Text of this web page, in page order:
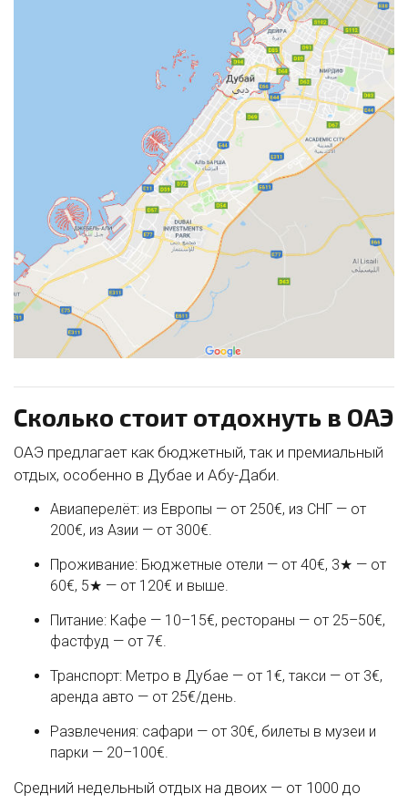
Сколько стоит отдохнуть в ОАЭ
ОАЭ предлагает как бюджетный, так и премиальный
отдых, особенно в Дубае и Абу-Даби.
Авиаперелёт: из Европы — от 250€, из СНГ — от
200€, из Азии — от 300€.
Проживание: Бюджетные отели — от 40€, 3★ — от
60€, 5★ — от 120€ и выше.
Питание: Кафе — 10–15€, рестораны — от 25–50€,
фастфуд — от 7€.
Транспорт: Метро в Дубае — от 1€, такси — от 3€,
аренда авто — от 25€/день.
Развлечения: сафари — от 30€, билеты в музеи и
парки — 20–100€.
Средний недельный отдых на двоих — от 1000 до